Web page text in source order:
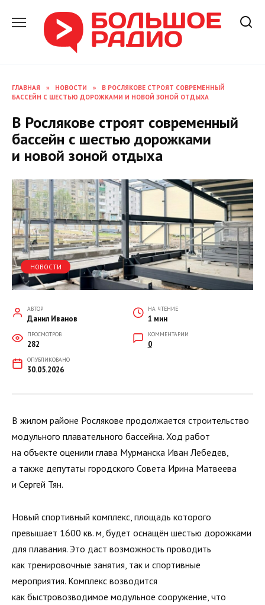
содержанию
ГЛАВНАЯ » НОВОСТИ »
В РОСЛЯКОВЕ СТРОЯТ СОВРЕМЕННЫЙ
БАССЕЙН С ШЕСТЬЮ ДОРОЖКАМИ И НОВОЙ ЗОНОЙ ОТДЫХА
В Рослякове строят современный
бассейн с шестью дорожками
и новой зоной отдыха
НОВОСТИ
АВТОР
Данил Иванов
НА ЧТЕНИЕ
1 мин
ПРОСМОТРОВ
282
КОММЕНТАРИИ
0
ОПУБЛИКОВАНО
30.05.2026
В жилом районе Рослякове продолжается строительство
модульного плавательного бассейна. Ход работ
на объекте оценили глава Мурманска Иван Лебедев,
а также депутаты городского Совета Ирина Матвеева
и Сергей Тян.
Новый спортивный комплекс, площадь которого
превышает 1600 кв. м, будет оснащён шестью дорожками
для плавания. Это даст возможность проводить
как тренировочные занятия, так и спортивные
мероприятия. Комплекс возводится
как быстровозводимое модульное сооружение, что